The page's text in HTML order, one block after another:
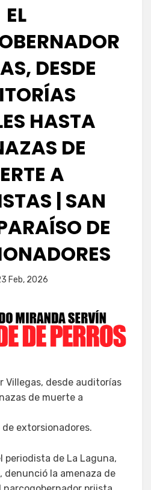
EL
DESDE
HASTA
DE
A
| SAN
DE
Fernando Miranda Servín
Feb, 2026
Villegas, desde auditorías
de muerte a
de extorsionadores.
periodista de La Laguna,
denunció la amenaza de